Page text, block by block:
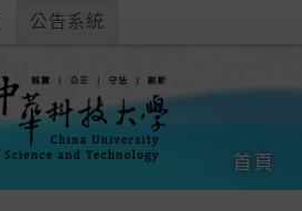
公告系統
首頁